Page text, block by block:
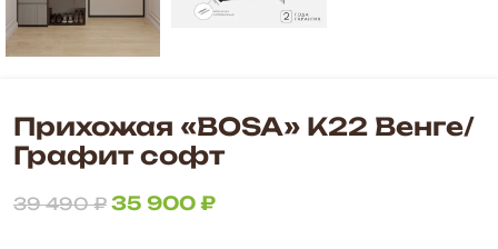
Прихожая «BOSA» К22 Венге/
Графит софт
39 490₽ 35 900₽